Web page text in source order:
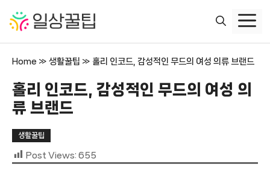
Home » 생활꿀팁 » 홀리 인코드, 감성적인 무드의 여성 의류 브랜드
홀리 인코드, 감성적인 무드의 여성 의
류 브랜드
생활꿀팁
Post Views: 655